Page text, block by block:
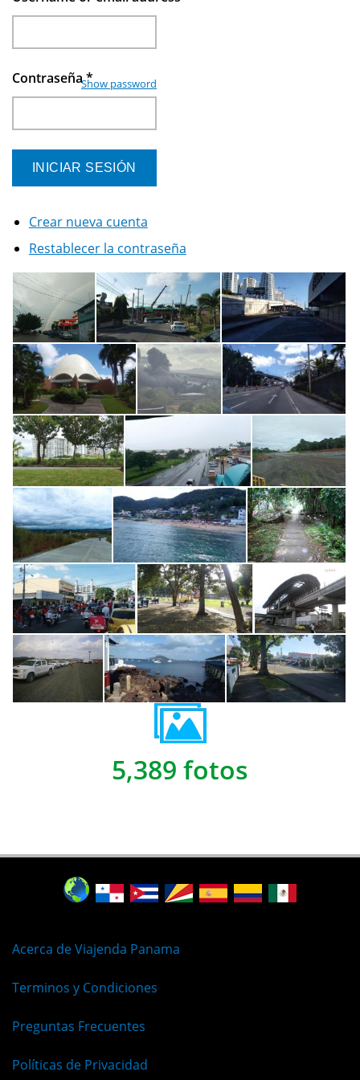
Contraseña*
Show password
Crear nueva cuenta
Restablecer la contraseña
5,389 fotos
Acerca de Viajenda Panama
Terminos y Condiciones
Preguntas Frecuentes
Políticas de Privacidad